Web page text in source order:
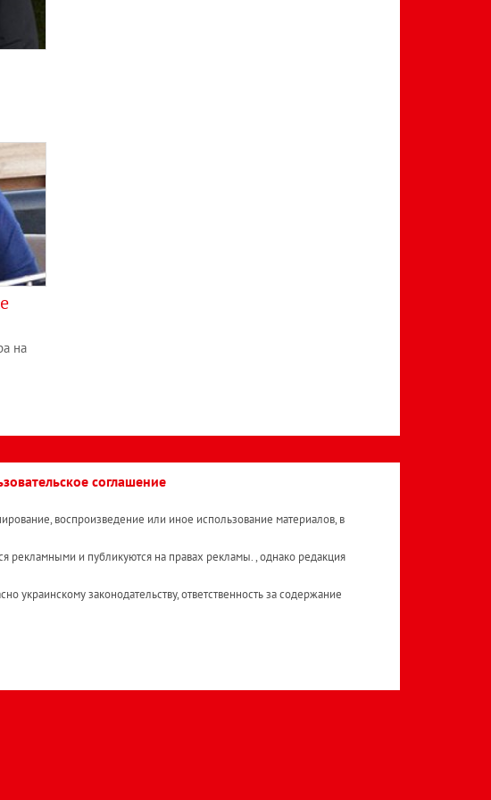
на
соглашение
воспроизведение или иное использование материалов, в
рекламными и публикуются на правах рекламы. , однако редакция
украинскому законодательству, ответственность за содержание